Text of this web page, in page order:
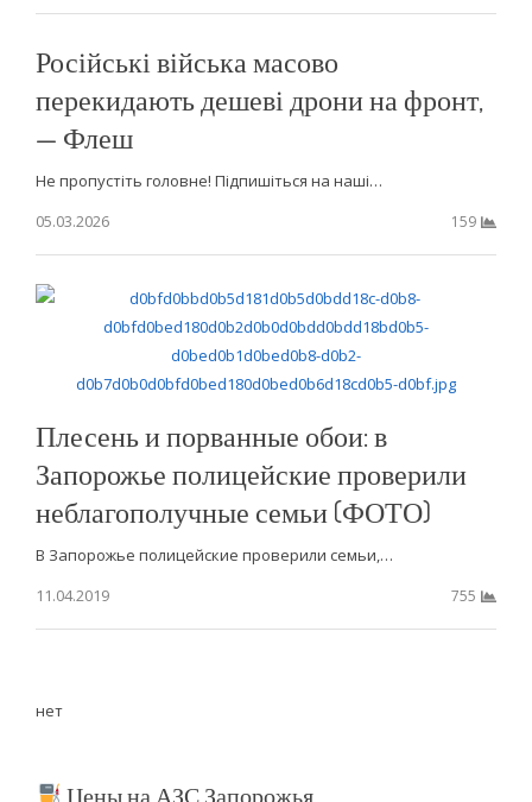
Російські війська масово
перекидають дешеві дрони на фронт,
— Флеш
Не пропустіть головне! Підпишіться на наші…
05.03.2026
159
Плесень и порванные обои: в
Запорожье полицейские проверили
неблагополучные семьи (ФОТО)
В Запорожье полицейские проверили семьи,…
11.04.2019
755
нет
Цены на АЗС Запорожья